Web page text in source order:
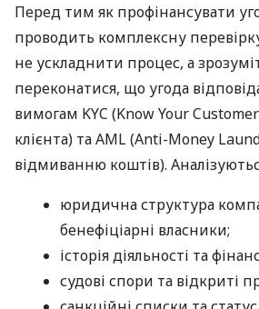
Перед тим як профінансувати
проводить комплексну
не ускладнити процес, а
переконатися, що угода
вимогам KYC (Know Your
клієнта) та AML (Anti-Money
відмиванню коштів).
юридична структура
бенефіціарні власники;
історія діяльності та
судові спори та відкриті